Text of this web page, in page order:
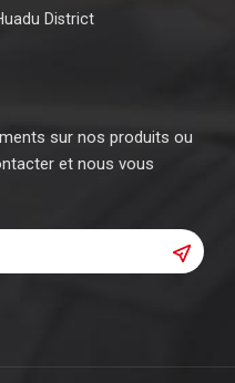
District
sur nos produits ou
et nous vous